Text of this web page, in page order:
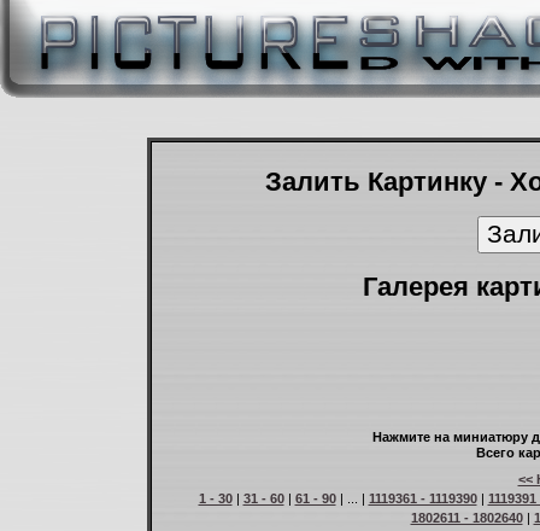
Залить Картинку -
Галерея
Нажмите на миниатюру
Всего
<<
1 - 30| 31 - 60| 61 - 90| ... | 1119361 - 1119390| 1119391
1802611 - 1802640|